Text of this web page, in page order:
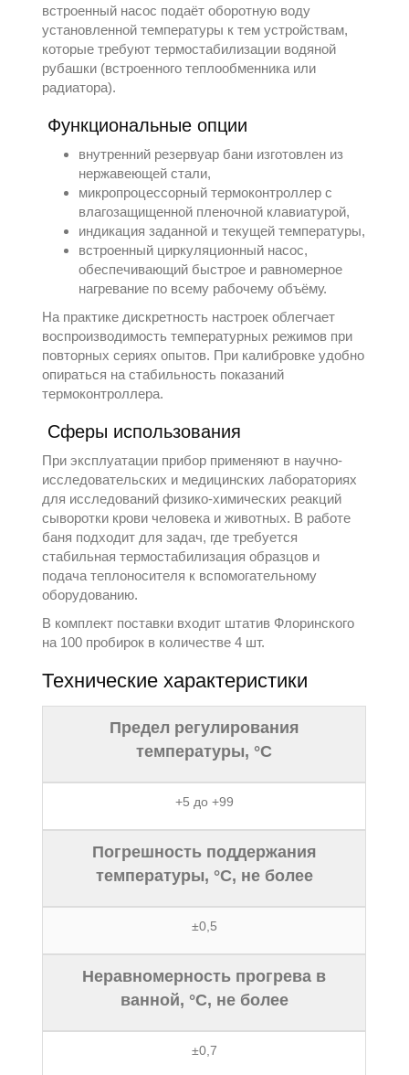
встроенный насос подаёт оборотную воду
установленной температуры к тем устройствам,
которые требуют термостабилизации водяной
рубашки (встроенного теплообменника или
радиатора).
Функциональные опции
внутренний резервуар бани изготовлен из
нержавеющей стали,
микропроцессорный термоконтроллер с
влагозащищенной пленочной клавиатурой,
индикация заданной и текущей температуры,
встроенный циркуляционный насос,
обеспечивающий быстрое и равномерное
нагревание по всему рабочему объёму.
На практике дискретность настроек облегчает
воспроизводимость температурных режимов при
повторных сериях опытов. При калибровке удобно
опираться на стабильность показаний
термоконтроллера.
Сферы использования
При эксплуатации прибор применяют в научно-
исследовательских и медицинских лабораториях
для исследований физико‑химических реакций
сыворотки крови человека и животных. В работе
баня подходит для задач, где требуется
стабильная термостабилизация образцов и
подача теплоносителя к вспомогательному
оборудованию.
В комплект поставки входит штатив Флоринского
на 100 пробирок в количестве 4 шт.
Технические характеристики
Предел регулирования
температуры, °С
+5 до +99
Погрешность поддержания
температуры, °С, не более
±0,5
Неравномерность прогрева в
ванной, °С, не более
±0,7